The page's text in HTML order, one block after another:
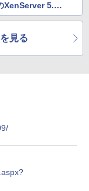
XenServer 5.5
見る